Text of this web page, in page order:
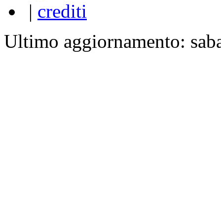
| crediti
Ultimo aggiornamento: